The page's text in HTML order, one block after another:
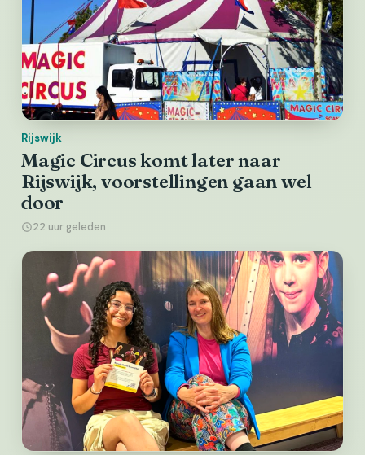
Rijswijk
Magic Circus komt later naar
Rijswijk, voorstellingen gaan wel
door
22 uur geleden